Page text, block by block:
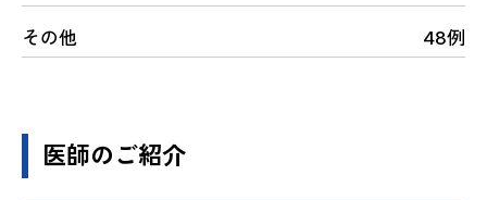
その他 48例
医師のご紹介